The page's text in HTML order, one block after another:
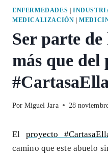
ENFERMEDADES
MEDICALIZACIÓN |
Ser parte de
más que del
#CartasaElla
Por Miguel Jara 28
El proyecto
camino que este abuelo